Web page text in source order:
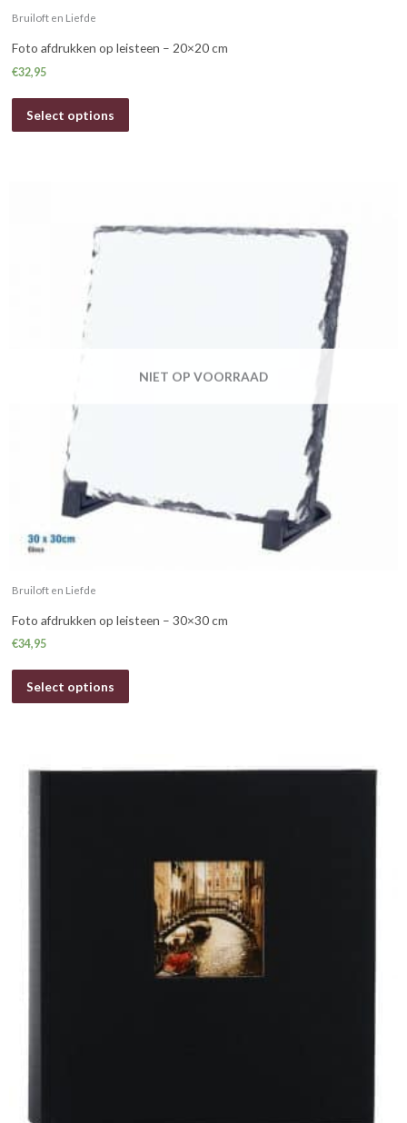
Bruiloft en Liefde
Foto afdrukken op leisteen – 20×20 cm
€32,95
Select options
NIET OP VOORRAAD
Bruiloft en Liefde
Foto afdrukken op leisteen – 30×30 cm
€34,95
Select options